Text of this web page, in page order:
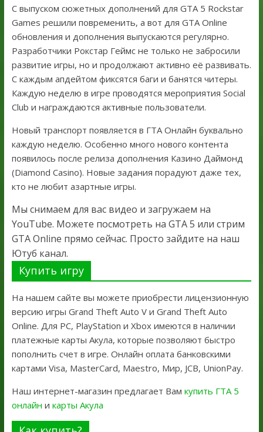
С выпуском сюжетных дополнений для GTA 5 Rockstar
Games решили повременить, а вот для GTA Online
обновления и дополнения выпускаются регулярно.
Разработчики Рокстар Геймс не только не забросили
развитие игры, но и продолжают активно её развивать.
С каждым апдейтом фиксятся баги и банятся читеры.
Каждую неделю в игре проводятся мероприятия Social
Club и награждаются активные пользователи.
Новый транспорт появляется в ГТА Онлайн буквально
каждую неделю. Особенно много нового контента
появилось после релиза дополнения Казино Даймонд
(Diamond Casino). Новые задания порадуют даже тех,
кто не любит азартные игры.
Мы снимаем для вас видео и загружаем на
YouTube. Можете посмотреть на GTA 5 или стрим
GTA Online прямо сейчас. Просто зайдите на наш
Ютуб канал.
Купить игру
На нашем сайте вы можете приобрести лицензионную
версию игры Grand Theft Auto V и Grand Theft Auto
Online. Для PC, PlayStation и Xbox имеются в наличии
платежные карты Акула, которые позволяют быстро
пополнить счет в игре. Онлайн оплата банковскими
картами Visa, MasterCard, Maestro, Мир, JCB, UnionPay.
Наш интернет-магазин предлагает Вам купить ГТА 5
онлайн и карты Акула